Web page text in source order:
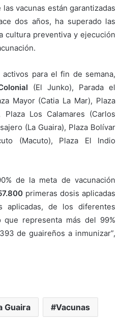
vacunas están garantizadas
dos años, ha superado las
cultura preventiva y ejecución
para el fin de semana,
(El Junko), Parada el
Mayor (Catia La Mar), Plaza
Plaza Los Calamares (Carlos
(La Guaira), Plaza Bolívar
(Macuto), Plaza El Indio
de la meta de vacunación
primeras dosis aplicadas
aplicadas, de los diferentes
representa más del 99%
de guaireños a inmunizar”,
Guaira Vacunas